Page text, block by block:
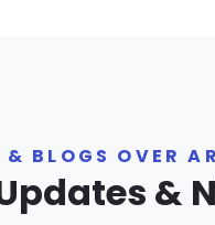
BLOGS OVER
&